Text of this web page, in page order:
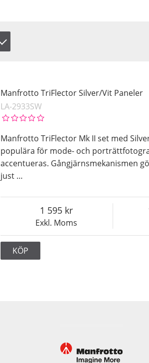
Manfrotto TriFlector Silver/Vit Paneler
LA-2933SW
Manfrotto TriFlector Mk II set med
populära för mode- och
accentueras. Gångjärnsmekanismen
just …
Exkl. Moms
1 595
KÖP